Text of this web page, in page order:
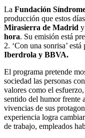
La Fundación
producción que estos
Mirasierra de Madrid
hora. Su emisión está
2. ‘Con una sonrisa’
Iberdrola y BBVA.
El programa pretende
sociedad las personas
valores como el
sentido del humor frente
vivencias de sus
experiencia logra
de trabajo, empleados